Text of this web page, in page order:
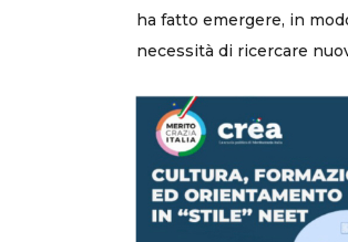
ha fatto emergere, in
necessità di ricercare